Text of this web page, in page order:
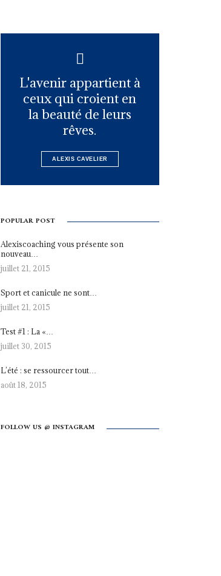
L'avenir appartient à
ceux qui croient en
la beauté de leurs
rêves.
ALEXIS CAVELIER
POPULAR POST
Alexiscoaching vous présente son
nouveau…
juillet 21, 2015
Sport et canicule ne sont…
juillet 21, 2015
Test #1 : La «…
juillet 30, 2015
L’été : se ressourcer tout…
août 18, 2015
FOLLOW US @ INSTAGRAM